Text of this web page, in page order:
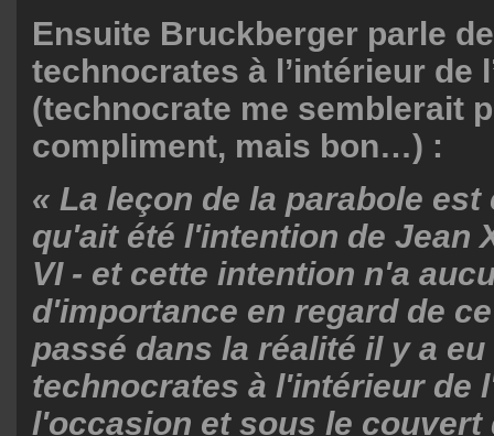
Ensuite Bruckberger parle
technocrates à l’intérieur de
(technocrate me semblerait
compliment, mais bon…) :
« La leçon de la parabole est
qu'ait été l'intention de Jean
VI - et cette intention n'a
d'importance en regard de
passé dans la réalité il y a
technocrates à l'intérieur de
l'occasion et sous le couvert